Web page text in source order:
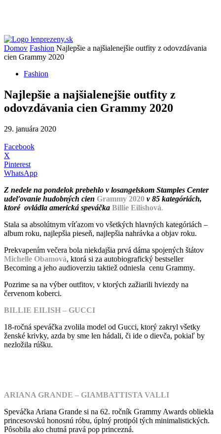
Domov Fashion Najlepšie a najšialenejšie outfity z odovzdávania
cien Grammy 2020
Fashion
Najlepšie a najšialenejšie outfity z
odovzdávania cien Grammy 2020
29. januára 2020
Facebook
X
Pinterest
WhatsApp
Z nedele na pondelok prebehlo v losangelskom Stamples Center
udeľovanie hudobných cien Grammy 2020 v 85 kategóriách,
ktoré ovládla americká speváčka Billie Eilishová.
Stala sa absolútnym víťazom vo všetkých hlavných kategóriách –
album roku, najlepšia pieseň, najlepšia nahrávka a objav roku.
Prekvapením večera bola niekdajšia prvá dáma spojených štátov
Michelle Obamová, ktorá si za autobiografický bestseller
Becoming a jeho audioverziu taktiež odniesla cenu Grammy.
Pozrime sa na výber outfitov, v ktorých zažiarili hviezdy na
červenom koberci.
BILLIE EILISH – GUCCI
18-ročná speváčka zvolila model od Gucci, ktorý zakryl všetky
ženské krivky, azda by sme len hádali, či ide o dievča, pokiaľ by
nezložila rúšku.
ARIANA GRANDE – GIAMBATTISTA VALLI
Speváčka Ariana Grande si na 62. ročník Grammy Awards obliekla
princesovskú honosnú róbu, úplný protipól tých minimalistických.
Pôsobila ako chutná pravá pop princezná.